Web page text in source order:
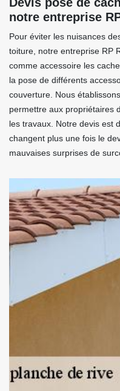
notre entreprise
Pour éviter les nuisances
toiture, notre entreprise RP
comme accessoire les
la pose de différents
couverture. Nous
permettre aux propriétaires
les travaux. Notre devis est
changent plus une fois le
mauvaises surprises de